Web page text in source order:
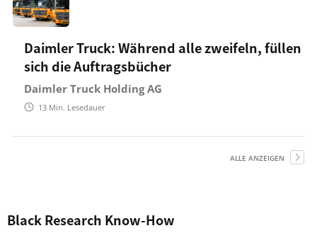
Daimler Truck: Während alle zweifeln, füllen
sich die Auftragsbücher
Daimler Truck Holding AG
13 Min. Lesedauer
ALLE ANZEIGEN
Black Research Know-How